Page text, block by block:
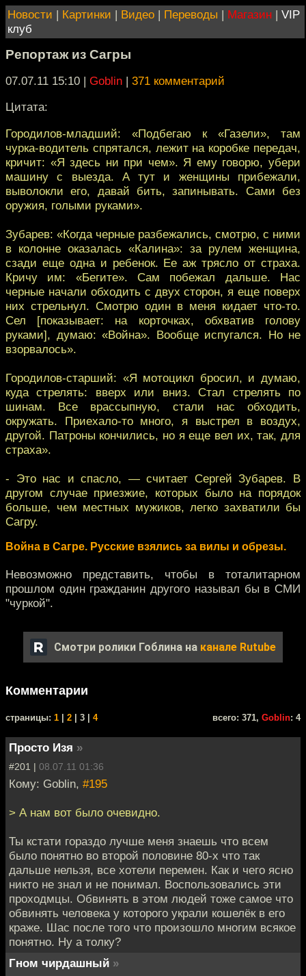
Новости | Картинки | Видео | Переводы | Магазин | VIP
клуб
Репортаж из Сагры
07.07.11 15:10 | Goblin | 371 комментарий
Цитата:
Городилов-младший: «Подбегаю к «Газели», там
чурка-водитель спрятался, лежит на коробке передач,
кричит: «Я здесь ни при чем». Я ему говорю, убери
машину с выезда. А тут и женщины прибежали,
выволокли его, давай бить, запинывать. Сами без
оружия, голыми руками».
Зубарев: «Когда черные разбежались, смотрю, с ними
в колонне оказалась «Калина»: за рулем женщина,
сзади еще одна и ребенок. Ее аж трясло от страха.
Кричу им: «Бегите». Сам побежал дальше. Нас
черные начали обходить с двух сторон, я еще поверх
них стрельнул. Смотрю один в меня кидает что-то.
Сел [показывает: на корточках, обхватив голову
руками], думаю: «Война». Вообще испугался. Но не
взорвалось».
Городилов-старший: «Я мотоцикл бросил, и думаю,
куда стрелять: вверх или вниз. Стал стрелять по
шинам. Все врассыпную, стали нас обходить,
окружать. Приехало-то много, я выстрел в воздух,
другой. Патроны кончились, но я еще вел их, так, для
страха».
- Это нас и спасло, — считает Сергей Зубарев. В
другом случае приезжие, которых было на порядок
больше, чем местных мужиков, легко захватили бы
Сагру.
Война в Сагре. Русские взялись за вилы и обрезы.
Невозможно представить, чтобы в тоталитарном
прошлом один гражданин другого называл бы в СМИ
"чуркой".
Смотри ролики Гоблина на канале Rutube
Комментарии
cтраницы: 1 2 | 3 | 4 всего: 371, Goblin: 4
Просто Изя »
#201 | 08.07.11 01:36
Кому: Goblin, #195
> А нам вот было очевидно.
Ты кстати гораздо лучше меня знаешь что всем
было понятно во второй половине 80-х что так
дальше нельзя, все хотели перемен. Как и чего ясно
никто не знал и не понимал. Воспользовались эти
проходмцы. Обвинять в этом людей тоже самое что
обвинять человека у которого украли кошелёк в его
краже. Шас после того что произошло многим всякое
понятно. Ну а толку?
Гном чирдашный »